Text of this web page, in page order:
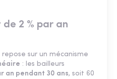
2 % par an
sur un mécanisme
: les bailleurs
an pendant 30 ans, soit 60